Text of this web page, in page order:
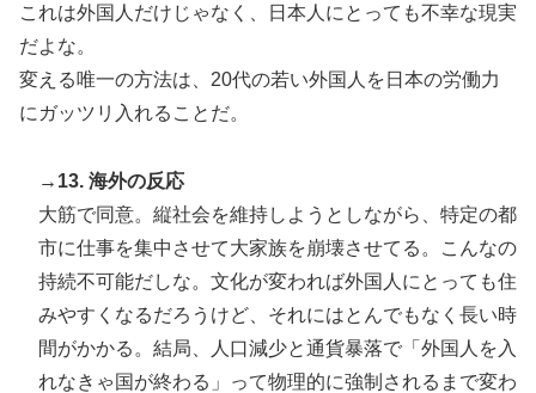
これは外国人だけじゃなく、日本人にとっても不幸な現実
だよな。
変える唯一の方法は、20代の若い外国人を日本の労働力
にガッツリ入れることだ。
→13. 海外の反応
大筋で同意。縦社会を維持しようとしながら、特定の都
市に仕事を集中させて大家族を崩壊させてる。こんなの
持続不可能だしな。文化が変われば外国人にとっても住
みやすくなるだろうけど、それにはとんでもなく長い時
間がかかる。結局、人口減少と通貨暴落で「外国人を入
れなきゃ国が終わる」って物理的に強制されるまで変わ